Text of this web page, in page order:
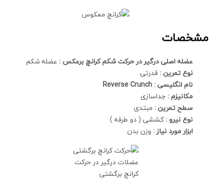
مشخصات
عضله اصلی درگیر در حرکت شکم کرانچ برعکس : عضله شکم
نوع تمرین : قدرتی
نام انگلیسی : Reverse Crunch
مکانیزم : جداسازی
سطح تمرین : مبتدی
نوع نیرو :کششی ( دو طرفه )
ابزار مورد نیاز : وزن بدن
عضلات درگیر در حرکت
کرانچ برگشتی